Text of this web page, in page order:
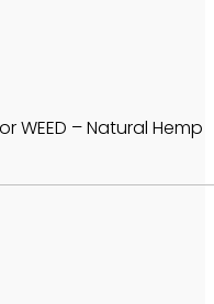
WEED – Natural Hemp